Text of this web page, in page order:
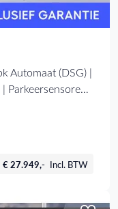
Automaat (DSG) |
Parkeersensoren
€ 27.949,- Incl. BTW